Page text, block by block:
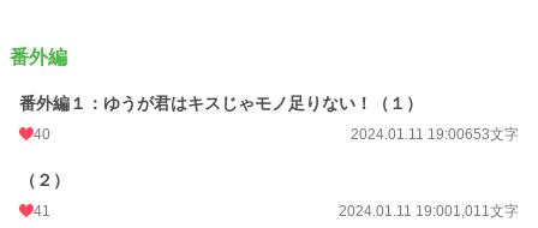
番外編
番外編１：ゆうが君はキスじゃモノ足りない！（１）
40 2024.01.11 19:00653文字
（２）
41 2024.01.11 19:001,011文字